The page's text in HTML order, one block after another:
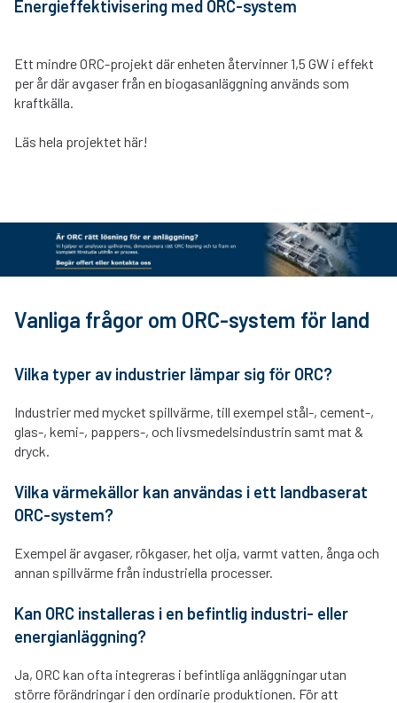
Energieffektivisering med ORC-system
Ett mindre ORC-projekt där enheten återvinner 1,5 GW i effekt
per år där avgaser från en biogasanläggning används som
kraftkälla.
Läs hela projektet här!
Vanliga frågor om ORC-system för land
Vilka typer av industrier lämpar sig för ORC?
Industrier med mycket spillvärme, till exempel stål-, cement-,
glas-, kemi-, pappers-, och livsmedelsindustrin samt mat &
dryck.
Vilka värmekällor kan användas i ett landbaserat
ORC-system?
Exempel är avgaser, rökgaser, het olja, varmt vatten, ånga och
annan spillvärme från industriella processer.
Kan ORC installeras i en befintlig industri- eller
energianläggning?
Ja, ORC kan ofta integreras i befintliga anläggningar utan
större förändringar i den ordinarie produktionen. För att